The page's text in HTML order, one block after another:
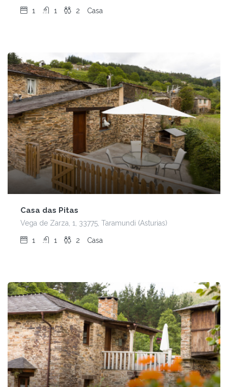
1 1 2 Casa
Casa das Pitas
Vega de Zarza, 1, 33775, Taramundi (Asturias)
1 1 2 Casa